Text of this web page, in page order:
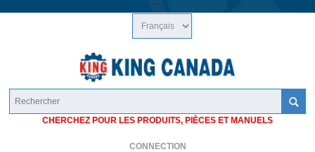
/**/
CHERCHEZ POUR LES PRODUITS, PIÈCES ET MANUELS
CONNECTION